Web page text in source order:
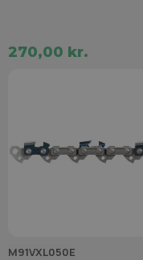
270,00 kr.
M91VXL050E